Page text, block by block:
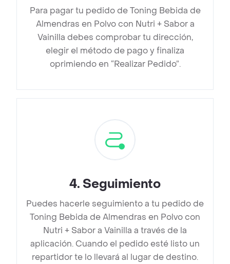
Para pagar tu pedido de Toning Bebida de
Almendras en Polvo con Nutri + Sabor a
Vainilla debes comprobar tu dirección,
elegir el método de pago y finaliza
oprimiendo en “Realizar Pedido”.
4. Seguimiento
Puedes hacerle seguimiento a tu pedido de
Toning Bebida de Almendras en Polvo con
Nutri + Sabor a Vainilla a través de la
aplicación. Cuando el pedido esté listo un
repartidor te lo llevará al lugar de destino.